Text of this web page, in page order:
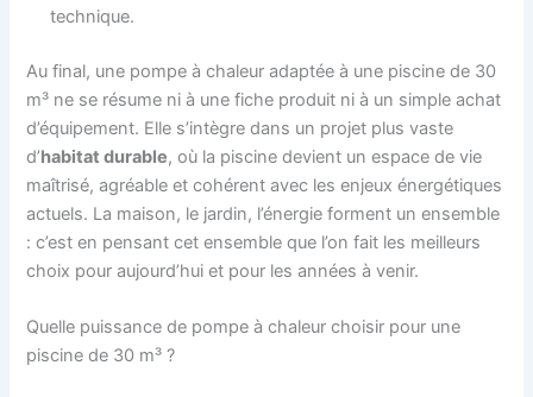
technique.
Au final, une pompe à chaleur adaptée à une piscine de 30
m³ ne se résume ni à une fiche produit ni à un simple achat
d’équipement. Elle s’intègre dans un projet plus vaste
d’habitat durable, où la piscine devient un espace de vie
maîtrisé, agréable et cohérent avec les enjeux énergétiques
actuels. La maison, le jardin, l’énergie forment un ensemble
: c’est en pensant cet ensemble que l’on fait les meilleurs
choix pour aujourd’hui et pour les années à venir.
Quelle puissance de pompe à chaleur choisir pour une
piscine de 30 m³ ?